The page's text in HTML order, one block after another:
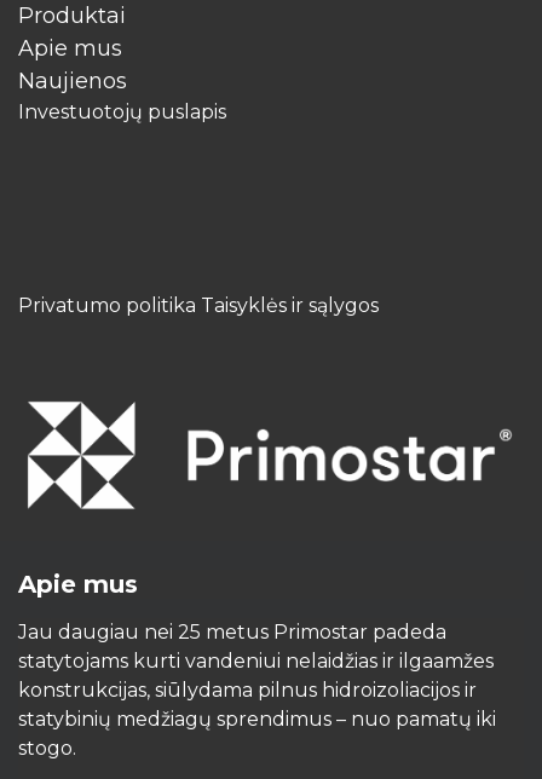
Produktai
Apie mus
​Naujienos
Investuotojų puslapis
Privatumo politika Taisyklės ir sąlygos
Apie mus
Jau daugiau nei 25 metus Primostar padeda
statytojams kurti vandeniui nelaidžias ir ilgaamžes
konstrukcijas, siūlydama pilnus hidroizoliacijos ir
statybinių medžiagų sprendimus – nuo pamatų iki
stogo.